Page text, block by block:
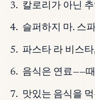
칼로리가 아닌
슬퍼하지 마. 스
파스타 라 비스
음식은 연료——
맛있는 음식을